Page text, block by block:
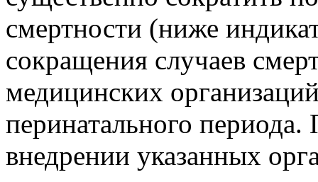
смертности (ниже
сокращения случаев
медицинских
перинатального
внедрении указанных